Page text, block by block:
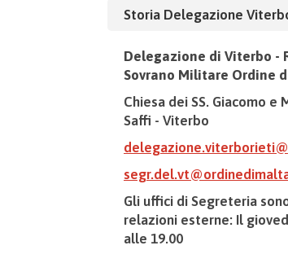
Storia Delegazione
Delegazione di Viterbo -
Sovrano Militare Ordine
Chiesa dei SS. Giacomo e
Saffi - Viterbo
Gli uffici di Segreteria
relazioni esterne: Il
alle 19.00